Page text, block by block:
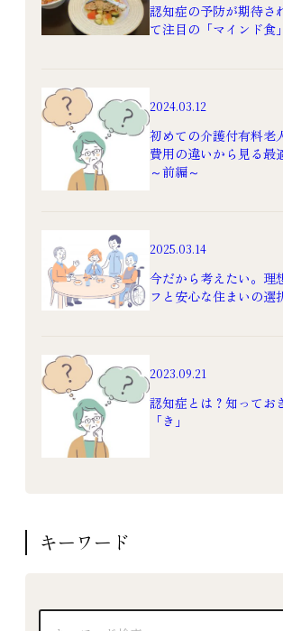
齢者向け住宅
老人ホーム
高齢者の事故が多い年
末年始。そして、実家
に帰省する時にチェッ
クしたいこと
高齢者
嚥下障害
暮らし
に確認
ームの災
認知症の予防が期待さ
て注目の「マインド食
2024.03.12
初めての介護付有料老
費用の違いから見る最
～前編～
2025.03.14
今だから考えたい。理
フと安心な住まいの選
2023.09.21
認知症とは？知ってお
「き」
キーワード